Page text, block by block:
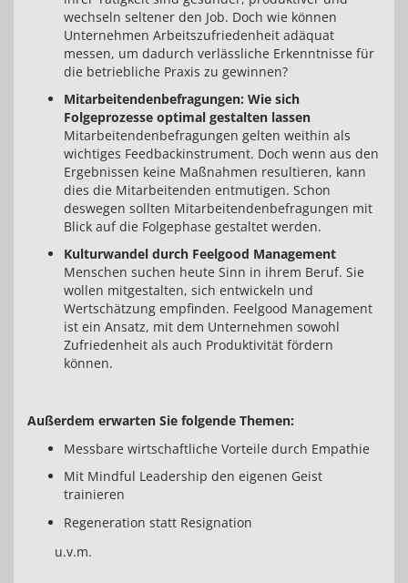
wechseln seltener den Job. Doch wie können
Unternehmen Arbeitszufriedenheit adäquat
messen, um dadurch verlässliche Erkenntnisse für
die betriebliche Praxis zu gewinnen?
Mitarbeitendenbefragungen: Wie sich
Folgeprozesse optimal gestalten lassen
Mitarbeitendenbefragungen gelten weithin als
wichtiges Feedbackinstrument. Doch wenn aus den
Ergebnissen keine Maßnahmen resultieren, kann
dies die Mitarbeitenden entmutigen. Schon
deswegen sollten Mitarbeitendenbefragungen mit
Blick auf die Folgephase gestaltet werden.
Kulturwandel durch Feelgood Management
Menschen suchen heute Sinn in ihrem Beruf. Sie
wollen mitgestalten, sich entwickeln und
Wertschätzung empfinden. Feelgood Management
ist ein Ansatz, mit dem Unternehmen sowohl
Zufriedenheit als auch Produktivität fördern
können.
Außerdem erwarten Sie folgende Themen:
Messbare wirtschaftliche Vorteile durch Empathie
Mit Mindful Leadership den eigenen Geist
trainieren
Regeneration statt Resignation
u.v.m.